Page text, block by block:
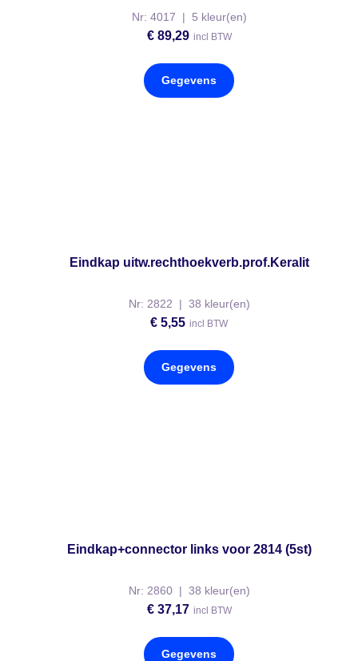
Nr: 4017 | 5 kleur(en)
€89,29 incl BTW
Gegevens
Eindkap uitw.rechthoekverb.prof.Keralit
Nr: 2822 | 38 kleur(en)
€ 5,55 incl BTW
Gegevens
Eindkap+connector links voor 2814 (5st)
Nr: 2860 | 38 kleur(en)
€37,17 incl BTW
Gegevens